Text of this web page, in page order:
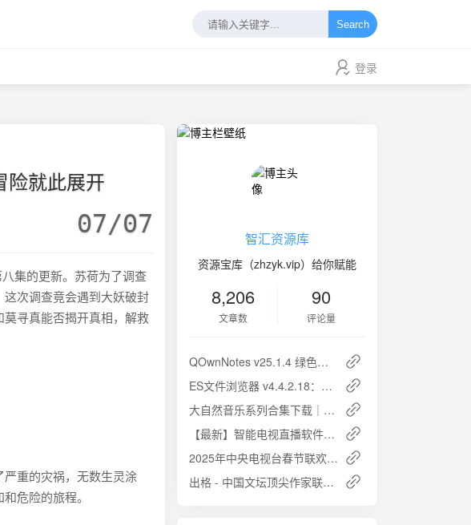
Search
登录
险就此展开
07/07
集的更新。苏荷为了调查
次调查竟会遇到大妖破封
寻真能否揭开真相，解救
重的灾祸，无数生灵涂
危险的旅程。
智汇资源库
资源宝库（zhzyk.vip）给你赋能
8,206
文章数
90
评论量
QOwnNotes v25.1.4 绿色版 - 开源Markdown笔记本，高效记录与管理
ES文件浏览器 v4.4.2.18：解锁会员高级版，手机文件管理利器
大自然音乐系列合集下载｜轻风细雨+花漾物语+望海等无损音源
【最新】智能电视直播软件｜电视盒子《我们的电视》TV版：免费蓝光直播+7天回看神器
2025年中央电视台春节联欢晚会（1080p 60FPS）高清资源分享
出格 - 中国文坛顶尖作家联手创作短篇小说集免费下载